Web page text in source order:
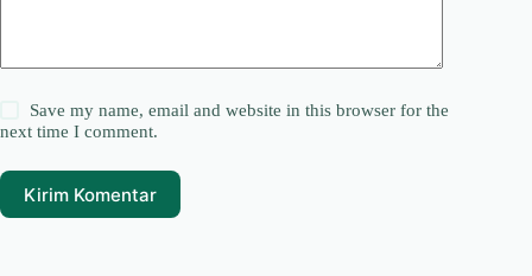
Save my name, email and website in this browser for the
next time I comment.
Kirim Komentar